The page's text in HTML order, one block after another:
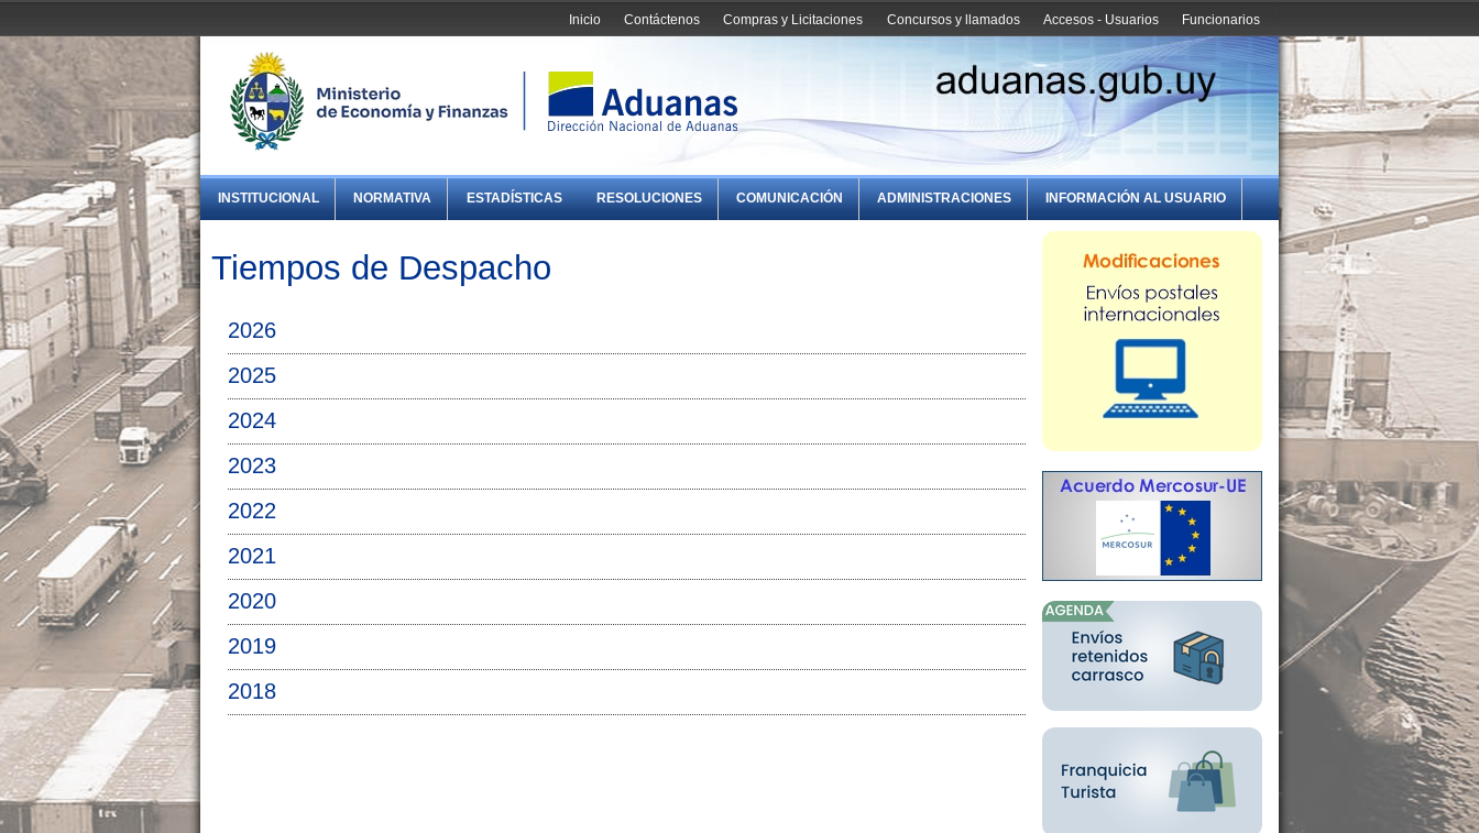
Funcionarios
Accesos - Usuarios
Concursos y llamados
Compras y Licitaciones
Contáctenos
Inicio
INSTITUCIONAL NORMATIVA ESTADÍSTICAS RESOLUCIONES COMUNICACIÓN ADMINISTRACIONES INFORMACIÓN AL USUARIO
Tiempos de Despacho
2026
2025
2024
2023
2022
2021
2020
2019
2018